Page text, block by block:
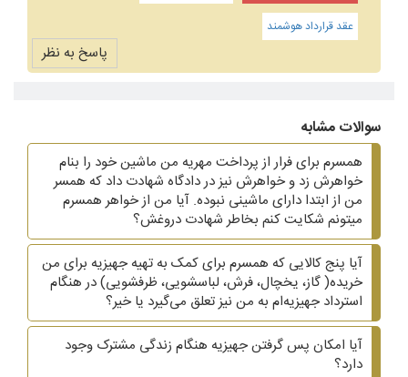
عقد قرارداد هوشمند
پاسخ به نظر
سوالات مشابه
همسرم برای فرار از پرداخت مهریه من ماشین خود را بنام
خواهرش زد و خواهرش نیز در دادگاه شهادت داد که همسر
من از ابتدا دارای ماشینی نبوده. آیا من از خواهر همسرم
میتونم شکایت کنم بخاطر شهادت دروغش؟
آیا پنج کالایی که همسرم برای کمک به تهیه جهیزیه برای من
خریده( گاز، یخچال، فرش، لباسشویی، ظرفشویی)‌ در هنگام
استرداد جهیزیه‌ام به من نیز تعلق می‌گیرد یا خیر؟
آیا امکان پس گرفتن جهیزیه هنگام زندگی مشترک وجود
دارد؟